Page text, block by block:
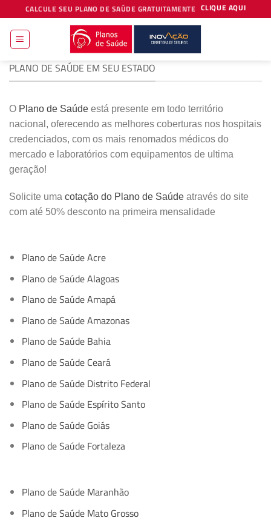
to
content
CALCULE SEU PLANO DE SAÚDE GRATUITAMENTE CLIQUE AQUI
PLANO DE SAÚDE EM SEU ESTADO
O Plano de Saúde está presente em todo território
nacional, oferecendo as melhores coberturas nos hospitais
credenciados, com os mais renomados médicos do
mercado e laboratórios com equipamentos de ultima
geração!
Solicite uma cotação do Plano de Saúde através do site
com até 50% desconto na primeira mensalidade
Plano de Saúde Acre
Plano de Saúde Alagoas
Plano de Saúde Amapá
Plano de Saúde Amazonas
Plano de Saúde Bahia
Plano de Saúde Ceará
Plano de Saúde Distrito Federal
Plano de Saúde Espírito Santo
Plano de Saúde Goiás
Plano de Saúde Fortaleza
Plano de Saúde Maranhão
Plano de Saúde Mato Grosso